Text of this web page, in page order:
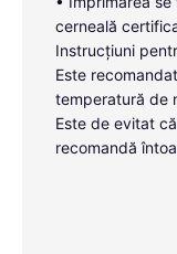
cerneală
Instrucțiuni
Este
temperatură de
Este de evitat
recomandă